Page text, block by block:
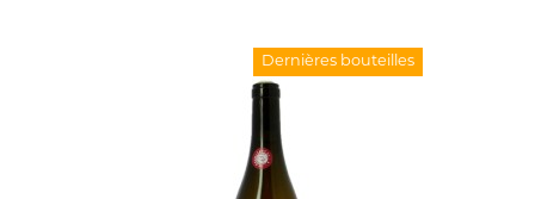
Dernières bouteilles